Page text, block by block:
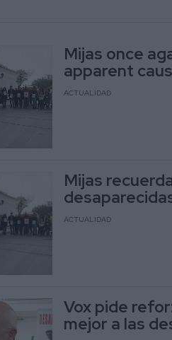
Mijas once
apparent
ACTUALIDAD
Mijas
ACTUALIDAD
Vox pide
mejor a las